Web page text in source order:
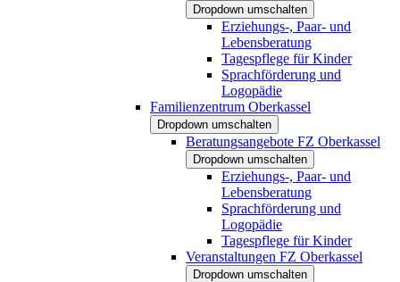
Dropdown umschalten
Erziehungs-, Paar- und
Lebensberatung
Tagespflege für Kinder
Sprachförderung und
Logopädie
Familienzentrum Oberkassel
Dropdown umschalten
Beratungsangebote FZ Oberkassel
Dropdown umschalten
Erziehungs-, Paar- und
Lebensberatung
Sprachförderung und
Logopädie
Tagespflege für Kinder
Veranstaltungen FZ Oberkassel
Dropdown umschalten